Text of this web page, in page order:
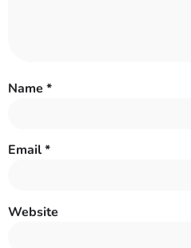
Name *
Email*
Website